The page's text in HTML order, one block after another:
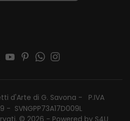
d'Arte di G. Savona - P.IVA
- SVNGPP73A17D009L
© 2026 - Powered by S4U